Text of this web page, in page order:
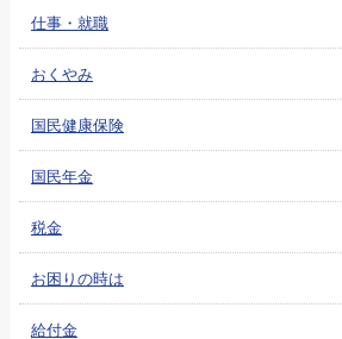
仕事・就職
おくやみ
国民健康保険
国民年金
税金
お困りの時は
給付金